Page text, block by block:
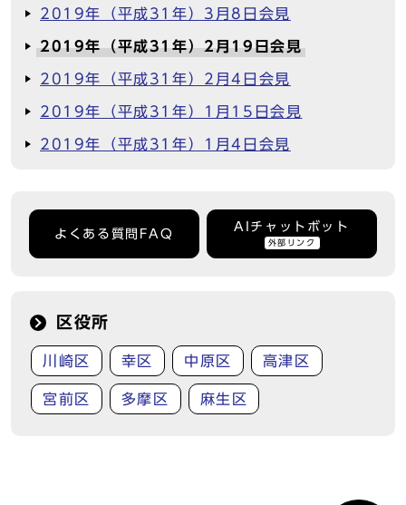
2019年（平成31年）3月8日会見
2019年（平成31年）2月19日会見
2019年（平成31年）2月4日会見
2019年（平成31年）1月15日会見
2019年（平成31年）1月4日会見
よくある質問FAQ
AIチャットボット
外部リンク
区役所
川崎区 幸区 中原区 高津区
宮前区 多摩区 麻生区